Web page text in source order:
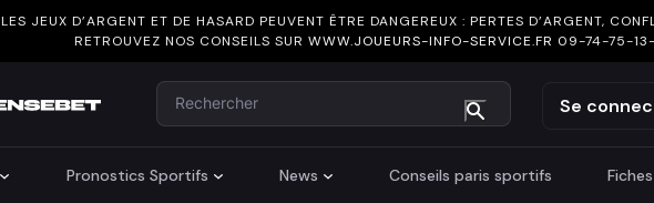
LES JEUX D’ARGENT ET DE HASARD PEUVENT ÊTRE DANGEREUX : PERTES D’ARGENT,
RETROUVEZ NOS CONSEILS SUR WWW.JOUEURS-INFO-SERVICE.FR 09-74-75-13-
Rechercher
Se
Pronostics Sportifs News Conseils paris sportifs